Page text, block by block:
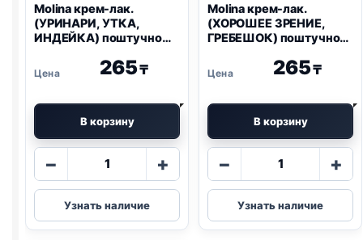
Molina крем-лак.
(УРИНАРИ, УТКА,
ИНДЕЙКА) поштучно
265₸
В корзину
−
Количество
Molina
крем-
лак.
+
Узнать наличие
Molina крем-лак.
(ХОРОШЕЕ ЗРЕНИЕ,
ГРЕБЕШОК) поштучно
265₸
В корзину
−
Количество
Molina
крем-
лак.
+
Узнать наличие